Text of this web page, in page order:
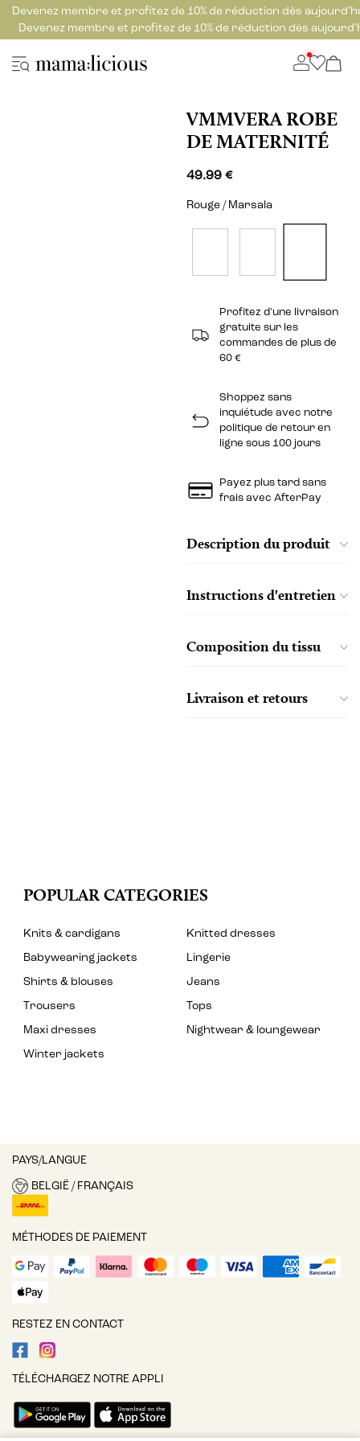
Devenez membre et profitez de 10% de réduction dès
Devenez membre et profitez de 10% de réduction dès
VMMVERA ROBE
DE MATERNITÉ
49.99 €
Rouge / Marsala
Profitez d'une livraison
gratuite sur les
commandes de plus de
60 €
Shoppez sans
inquiétude avec notre
politique de retour en
ligne sous 100 jours
Payez plus tard sans
frais avec AfterPay
Description du produit
Instructions d'entretien
Composition du tissu
Livraison et retours
POPULAR CATEGORIES
Knits & cardigans
Knitted dresses
Babywearing jackets
Lingerie
Shirts & blouses
Jeans
Trousers
Tops
Maxi dresses
Nightwear & loungewear
Winter jackets
PAYS/LANGUE
BELGIË / FRANÇAIS
MÉTHODES DE PAIEMENT
RESTEZ EN CONTACT
TÉLÉCHARGEZ NOTRE APPLI